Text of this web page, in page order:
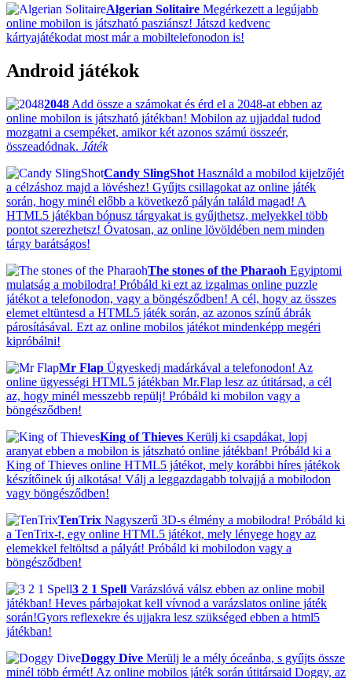
Algerian Solitaire Megérkezett a legújabb
online mobilon is játszható pasziánsz! Játszd kedvenc
kártyajátékodat most már a mobiltelefonodon is!
Android játékok
2048 Add össze a számokat és érd el a 2048-at ebben az
online mobilon is játszható játékban! Mobilon az ujjaddal tudod
mozgatni a csempéket, amikor két azonos számú összeér,
összeadódnak. Játék
Candy SlingShot Használd a mobilod kijelzőjét
a célzáshoz majd a lövéshez! Gyűjts csillagokat az online játék
során, hogy minél előbb a következő pályán találd magad! A
HTML5 játékban bónusz tárgyakat is gyűjthetsz, melyekkel több
pontot szerezhetsz! Óvatosan, az online lövöldében nem minden
tárgy barátságos!
The stones of the Pharaoh Egyiptomi
mulatság a mobilodra! Próbáld ki ezt az izgalmas online puzzle
játékot a telefonodon, vagy a böngésződben! A cél, hogy az összes
elemet eltüntesd a HTML5 játék során, az azonos színű ábrák
párosításával. Ezt az online mobilos játékot mindenképp megéri
kipróbálni!
Mr Flap Ügyeskedj madárkával a telefonodon! Az
online ügyességi HTML5 játékban Mr.Flap lesz az útitársad, a cél
az, hogy minél messzebb repülj! Próbáld ki mobilon vagy a
böngésződben!
King of Thieves Kerülj ki csapdákat, lopj
aranyat ebben a mobilon is játszható online játékban! Próbáld ki a
King of Thieves online HTML5 játékot, mely korábbi híres játékok
készítőinek új alkotása! Válj a leggazdagabb tolvajjá a mobilodon
vagy böngésződben!
TenTrix Nagyszerű 3D-s élmény a mobilodra! Próbáld ki
a TenTrix-t, egy online HTML5 játékot, mely lényege hogy az
elemekkel feltöltsd a pályát! Próbáld ki mobilodon vagy a
böngésződben!
3 2 1 Spell Varázslóvá válsz ebben az online mobil
játékban! Heves párbajokat kell vívnod a varázslatos online játék
során!Gyors reflexekre és ujjakra lesz szükséged ebben a html5
játékban!
Doggy Dive Merülj le a mély óceánba, s gyűjts össze
minél több érmét! Az online mobilos játék során útitársaid Doggy, az